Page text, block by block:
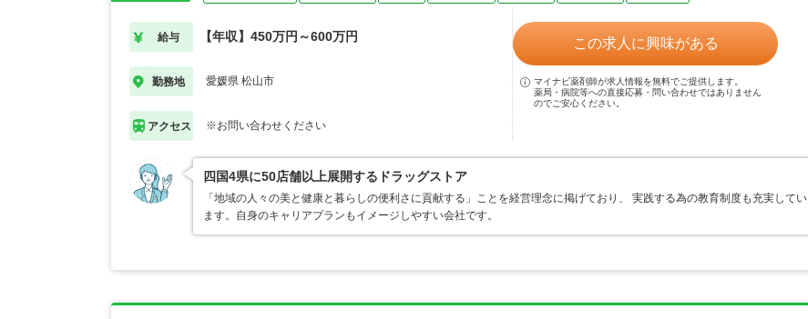
給与 【年収】450万円～600万円
勤務地 愛媛県 松山市
アクセス ※お問い合わせください
この求人に興味がある
マイナビ薬剤師が求人情報を無料でご提供します。
薬局・病院等への直接応募・問い合わせではありません
のでご安心ください。
四国4県に50店舗以上展開するドラッグストア
「地域の人々の美と健康と暮らしの便利さに貢献する」ことを経営理念に掲げており、 実践する為の教育制度も充実してい
ます。自身のキャリアプランもイメージしやすい会社です。